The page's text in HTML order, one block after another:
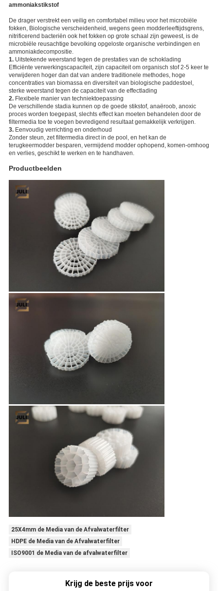
ammoniakstikstof
De drager verstrekt een veilig en comfortabel milieu voor het microbiële
fokken, Biologische verscheidenheid, wegens geen modderleeftijdsgrens,
nitrificerend bacteriën ook het fokken op grote schaal zijn geweest, is de
microbiële reusachtige bevolking opgeloste organische verbindingen en
ammoniakdecompositie.
1.Uitstekende weerstand tegen de prestaties van de schoklading
Efficiënte verwerkingscapaciteit, zijn capaciteit om organisch stof 2-5 keer te
verwijderen hoger dan dat van andere traditionele methodes, hoge
concentraties van biomassa en diversiteit van biologische paddestoel,
sterke weerstand tegen de capaciteit van de effectlading
2.Flexibele manier van techniektoepassing
De verschillende stadia kunnen op de goede stikstof, anaëroob, anoxic
proces worden toegepast, slechts effect kan moeten behandelen door de
filtermedia toe te voegen bevredigend resultaat gemakkelijk verkrijgen.
3.Eenvoudig verrichting en onderhoud
Zonder steun, zet filtermedia direct in de pool, en het kan de
terugkeermodder besparen, vermijdend modder ophopend, komen-omhoog
en verlies, geschikt te werken en te handhaven.
Productbeelden
25X4mm de Media van de Afvalwaterfilter
HDPE de Media van de Afvalwaterfilter
ISO9001 de Media van de afvalwaterfilter
Krijg de beste prijs voor